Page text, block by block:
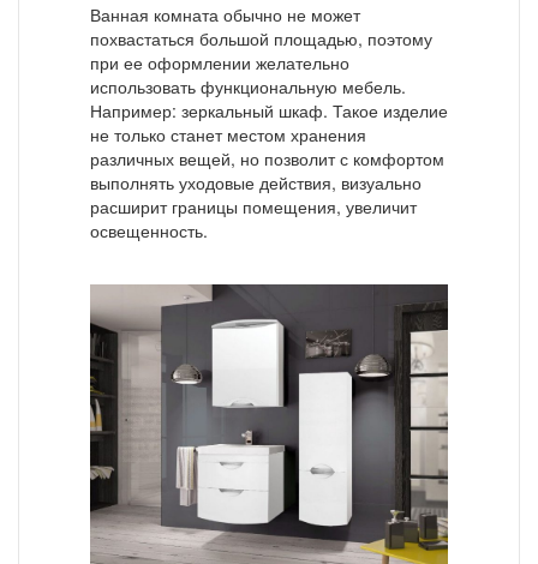
Ванная комната обычно не может
похвастаться большой площадью, поэтому
при ее оформлении желательно
использовать функциональную мебель.
Например: зеркальный шкаф. Такое изделие
не только станет местом хранения
различных вещей, но позволит с комфортом
выполнять уходовые действия, визуально
расширит границы помещения, увеличит
освещенность.